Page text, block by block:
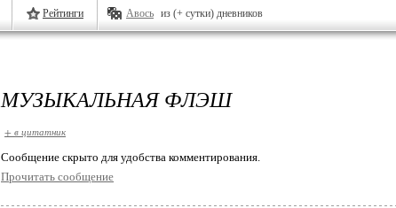
Рейтинги Авось из (+ сутки) дневников
МУЗЫКАЛЬНАЯ ФЛЭШ
+ в цитатник
Cообщение скрыто для удобства комментирования.
Прочитать сообщение